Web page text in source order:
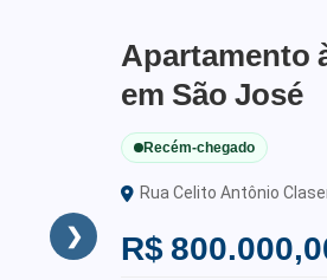
❯
Apartamento
em São José
Recém-chegado
Rua Celito Antônio
R$